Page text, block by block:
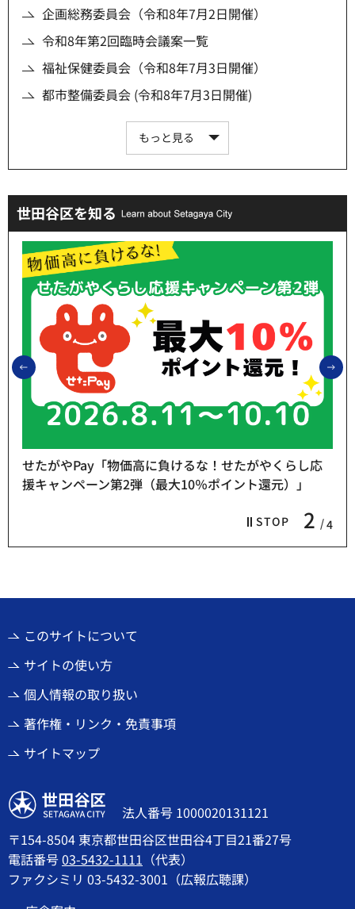
企画総務委員会（令和8年7月2日開催）
令和8年第2回臨時会議案一覧
福祉保健委員会（令和8年7月3日開催）
都市整備委員会 (令和8年7月3日開催)
もっと見る
世田谷区を知る
前のスライドを表示
STOP 2 4
せたがやPay「物価高に負けるな！せたがやくらし応
援キャンペーン第2弾（最大10％ポイント還元）」
このサイトについて
サイトの使い方
個人情報の取り扱い
著作権・リンク・免責事項
サイトマップ
世田谷区
法人番号 1000020131121
〒154-8504 東京都世田谷区世田谷4丁目21番27号
電話番号03-5432-1111 （代表）
ファクシミリ 03-5432-3001（広報広聴課）